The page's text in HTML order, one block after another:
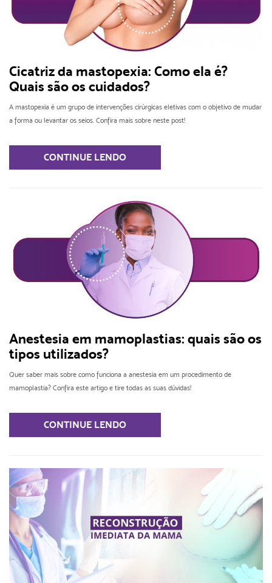
Cicatriz da mastopexia: Como ela é?
Quais são os cuidados?
A mastopexia é um grupo de intervenções cirúrgicas eletivas com o objetivo de mudar
a forma ou levantar os seios. Confira mais sobre neste post!
CONTINUE LENDO
Anestesia em mamoplastias: quais são os
tipos utilizados?
Quer saber mais sobre como funciona a anestesia em um procedimento de
mamoplastia? Confira este artigo e tire todas as suas dúvidas!
CONTINUE LENDO